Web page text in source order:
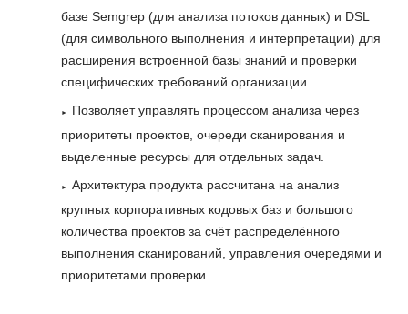
базе Semgrep (для анализа потоков данных) и DSL
(для символьного выполнения и интерпретации) для
расширения встроенной базы знаний и проверки
специфических требований организации.
Позволяет управлять процессом анализа через
приоритеты проектов, очереди сканирования и
выделенные ресурсы для отдельных задач.
Архитектура продукта рассчитана на анализ
крупных корпоративных кодовых баз и большого
количества проектов за счёт распределённого
выполнения сканирований, управления очередями и
приоритетами проверки.